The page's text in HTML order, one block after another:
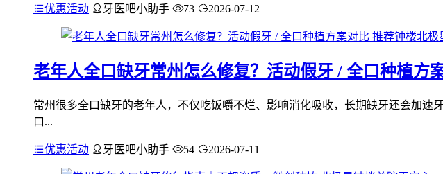
优惠活动 牙医吧小助手 73 2026-07-12
老年人全口缺牙常州怎么修复？活动假牙 / 全口种植方
常州很多全口缺牙的老年人，不仅吃饭嚼不烂、影响消化吸收，长期缺牙还会加
口...
优惠活动 牙医吧小助手 54 2026-07-11